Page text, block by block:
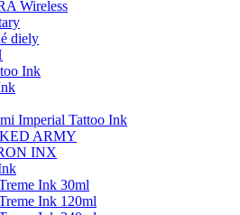
Wireless
diely
Ink
Imperial Tattoo Ink
ARMY
INX
Ink 30ml
Ink 120ml